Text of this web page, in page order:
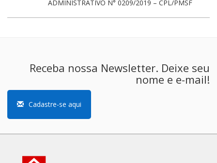
ADMINISTRATIVO N° 0209/2019 – CPL/PMSF
Receba nossa Newsletter. Deixe seu
nome e e-mail!
Cadastre-se aqui